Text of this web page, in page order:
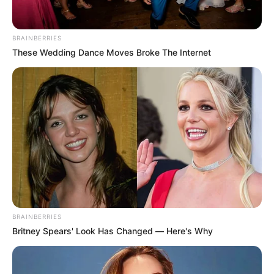
Pulgarín, de 43 años. Quien recibió al menos 12
disparos en su cuerpo
y, a pesar de los esfuerzos por
trasladarlo a Metrosalud del corregimiento, llegó sin
signos vitales.
BRAINBERRIES
These Wedding Dance Moves Broke The Internet
BRAINBERRIES
Britney Spears' Look Has Changed — Here's Why